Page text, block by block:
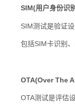
SIM(用户身份识
SIM测试是验证设
包括SIM卡识别、
OTA(Over The
OTA测试是评估设